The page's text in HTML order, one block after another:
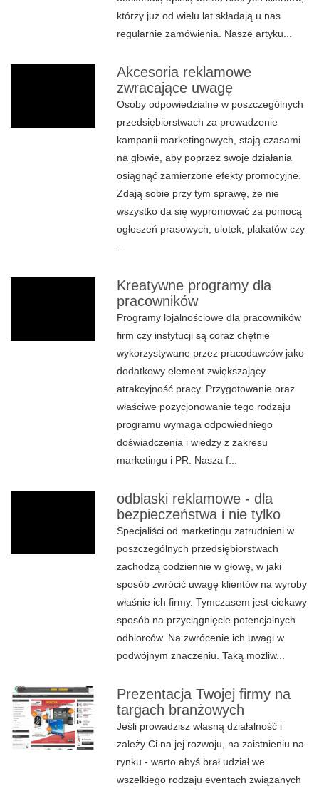
którzy już od wielu lat składają u nas
regularnie zamówienia. Nasze artyku...
Akcesoria reklamowe
zwracające uwagę
Osoby odpowiedzialne w poszczególnych
przedsiębiorstwach za prowadzenie
kampanii marketingowych, stają czasami
na głowie, aby poprzez swoje działania
osiągnąć zamierzone efekty promocyjne.
Zdają sobie przy tym sprawę, że nie
wszystko da się wypromować za pomocą
ogłoszeń prasowych, ulotek, plakatów czy
Kreatywne programy dla
pracowników
Programy lojalnościowe dla pracowników
firm czy instytucji są coraz chętnie
wykorzystywane przez pracodawców jako
dodatkowy element zwiększający
atrakcyjność pracy. Przygotowanie oraz
właściwe pozycjonowanie tego rodzaju
programu wymaga odpowiedniego
doświadczenia i wiedzy z zakresu
marketingu i PR. Nasza f...
odblaski reklamowe - dla
bezpieczeństwa i nie tylko
Specjaliści od marketingu zatrudnieni w
poszczególnych przedsiębiorstwach
zachodzą codziennie w głowę, w jaki
sposób zwrócić uwagę klientów na wyroby
właśnie ich firmy. Tymczasem jest ciekawy
sposób na przyciągnięcie potencjalnych
odbiorców. Na zwrócenie ich uwagi w
podwójnym znaczeniu. Taką możliw...
Prezentacja Twojej firmy na
targach branżowych
Jeśli prowadzisz własną działalność i
zależy Ci na jej rozwoju, na zaistnieniu na
rynku - warto abyś brał udział we
wszelkiego rodzaju eventach związanych